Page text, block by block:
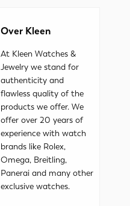
Over Kleen
At Kleen Watches &
Jewelry we stand for
authenticity and
flawless quality of the
products we offer. We
offer over 20 years of
experience with watch
brands like Rolex,
Omega, Breitling,
Panerai and many other
exclusive watches.